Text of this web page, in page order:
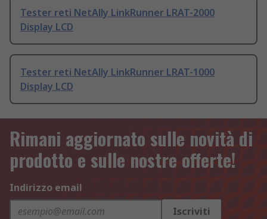
Tester reti NetAlly LinkRunner LRAT-2000
Display LCD
Tester reti NetAlly LinkRunner LRAT-1000
Display LCD
Rimani aggiornato sulle novità di
prodotto e sulle nostre offerte!
Indirizzo email
Iscriviti